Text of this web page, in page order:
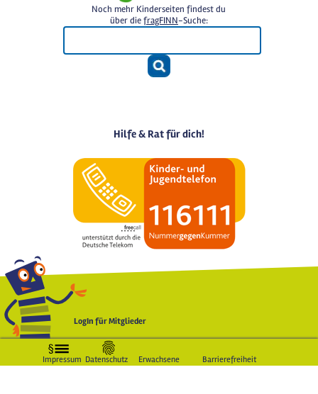
Noch mehr Kinderseiten findest du
über diefragFINN-Suche:
Hilfe & Rat für dich!
LogIn für Mitglieder
Impressum Datenschutz Erwachsene Barrierefreiheit